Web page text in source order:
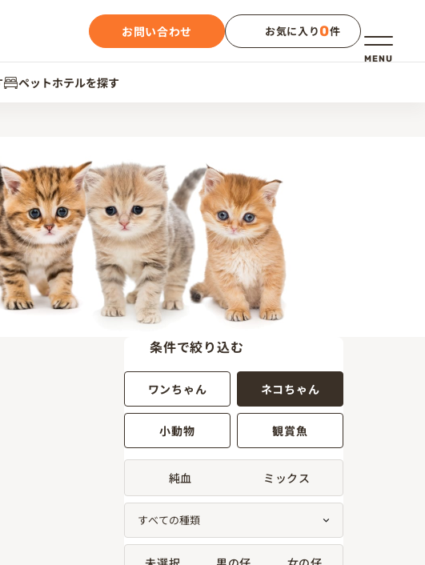
メニュー
MENU
お問い合わせ お気に入り0件
ペットホテルを探す
条件で絞り込む
ワンちゃん ネコちゃん
小動物 観賞魚
純血 ミックス